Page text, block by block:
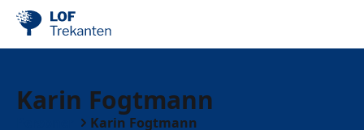
Karin Fogtmann
Karin Fogtmann